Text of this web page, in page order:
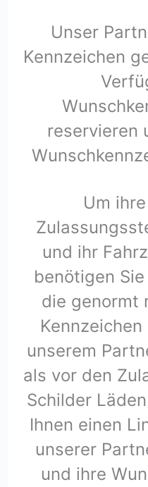
Unser
Kennzeichen
reservieren
Um
und ihr
benötigen
die genormt
unserem
als vor den
Schilder
Ihnen einen
unserer
und ihre